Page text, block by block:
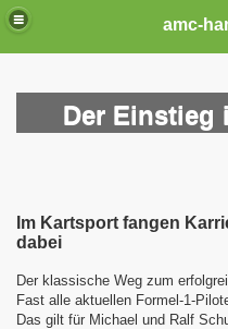
amc-
Der Einstieg
Im Kartsport fangen
dabei
Der klassische Weg zum
Fast alle aktuellen Formel-1-
Das gilt für Michael und Ralf